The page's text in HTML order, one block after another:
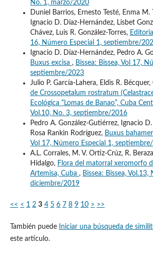
No. 1, marzo/2020
Duniel Barrios, Ernesto Testé, Enma M.
Ignacio D. Díaz-Hernández, Lisbet
Chávez, Luis R. González-Torres, Editorial
16, Número Especial 1, septiembre/
Ignacio D. Díaz-Hernández, Pedro A.
Buxus excisa , Bissea: Bissea, Vol 17,
septiembre/2023
Julio P. García-Lahera, Eldis R. Bécquer,
de Crossopetalum rostratum
Ecológica “Lomas de Banao”, Cuba
Vol.10, No. 3, septiembre/2016
Pedro A. González-Gutiérrez, Ignacio
Rosa Rankin Rodríguez, Buxus
Vol 17, Número Especial 1,
A.L. Corrales, M. V. Ortiz-Crúz, R.
Hidalgo, Flora del matorral xeromorfo
Artemisa, Cuba , Bissea: Bissea, Vol.13,
diciembre/2019
<< < 1 2 3 4 5 6 7 8 9 10 > >>
También puede Iniciar una búsqueda de
este artículo.